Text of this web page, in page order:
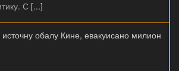
С [...]
обалу Кине, евакуисано милион